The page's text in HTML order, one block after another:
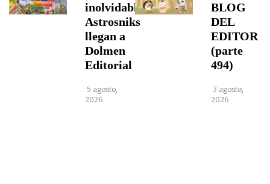
inolvidables
Astrosniks
llegan a
Dolmen
Editorial
5 agosto,
2026
BLOG
DEL
EDITOR
(parte
494)
3 agosto,
2026